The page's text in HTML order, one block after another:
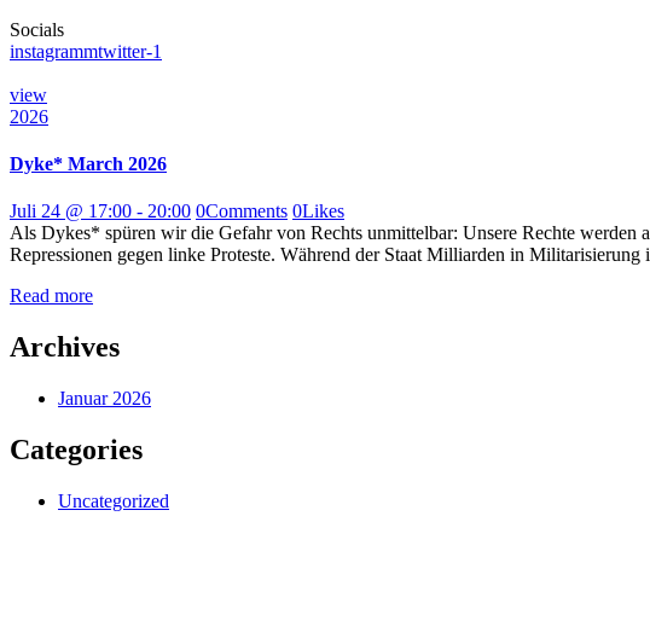
Socials
instagrammtwitter-1
view
2026
Dyke* March 2026
Juli 24 @ 17:00 - 20:00 0Comments 0Likes
Als Dykes* spüren wir die Gefahr von Rechts unmittelbar: Unsere Rechte
Repressionen gegen linke Proteste. Während der Staat Milliarden in
Read more
Archives
Januar 2026
Categories
Uncategorized